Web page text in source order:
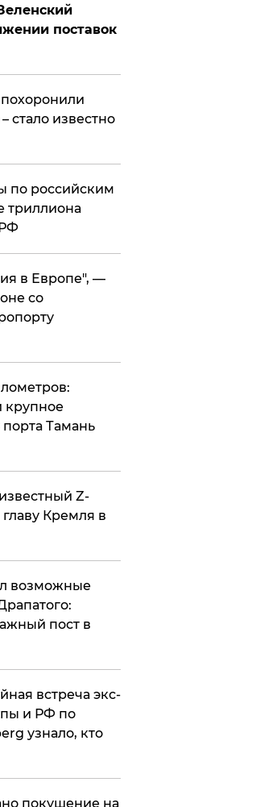
поставок
стало известно
по российским
триллиона
в Европе", —
со
крупное
Тамань
Z-
Кремля в
возможные
пост в
встреча экс-
и РФ по
узнало, кто
покушение на